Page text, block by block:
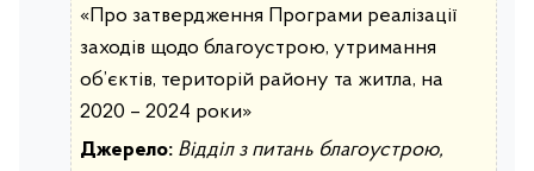
«Про затвердження Програми реалізації
заходів щодо благоустрою, утримання
об’єктів, територій району та житла, на
2020 – 2024 роки»
Джерело: Відділ з питань благоустрою,